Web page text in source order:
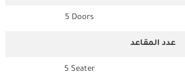
5 Doors
عدد المقاعد
5 Seater